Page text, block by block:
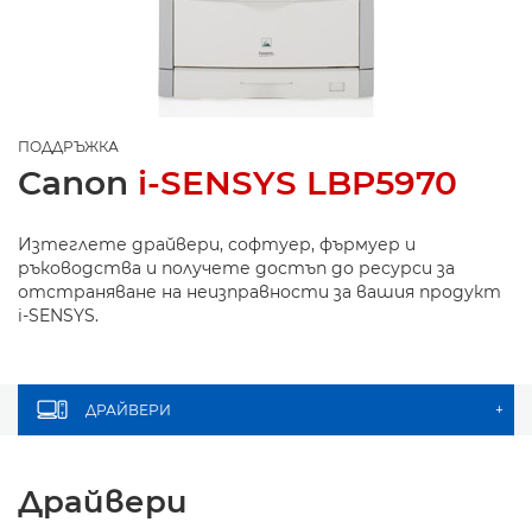
ПОДДРЪЖКА
Canon i-SENSYS LBP5970
Изтеглете драйвери, софтуер, фърмуер и
ръководства и получете достъп до ресурси за
отстраняване на неизправности за вашия продукт
i-SENSYS.
ДРАЙВЕРИ +
Драйвери